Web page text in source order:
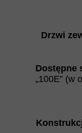
Drzwi
Dostępne
„100E” (w